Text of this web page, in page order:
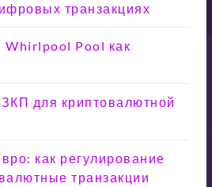
транзакциях
Whirlpool Pool как
для криптовалютной
как регулирование
транзакции